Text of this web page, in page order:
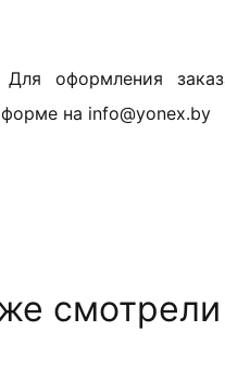
оформления
на info@yonex.by
смотрели